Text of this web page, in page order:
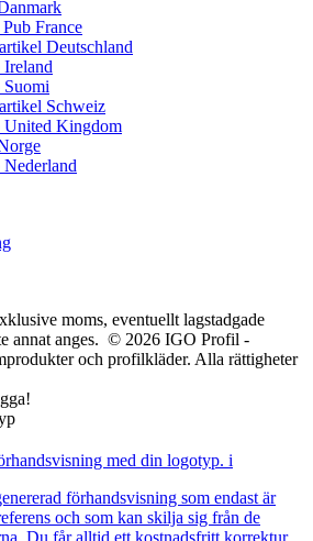
France
Deutschland
Schweiz
United Kingdom
moms, eventuellt lagstadgade
annat anges. © 2026 IGO Profil -
och profilkläder. Alla rättigheter
med din logotyp. i
förhandsvisning som endast är
och som kan skilja sig från de